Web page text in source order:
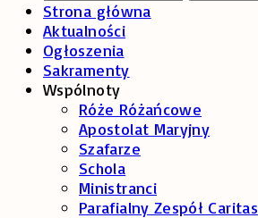
Strona główna
Aktualności
Ogłoszenia
Sakramenty
Wspólnoty
Róże Różańcowe
Apostolat Maryjny
Szafarze
Schola
Ministranci
Parafialny Zespół Caritas